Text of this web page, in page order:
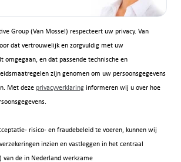
Group (Van Mossel) respecteert uw privacy. Van
dat vertrouwelijk en zorgvuldig met uw
omgegaan, en dat passende technische en
zijn genomen om uw persoonsgegevens
Met deze privacyverklaringinformeren wij u over hoe
risico- en fraudebeleid te voeren, kunnen wij
inzien en vastleggen in het centraal
van de in Nederland werkzame